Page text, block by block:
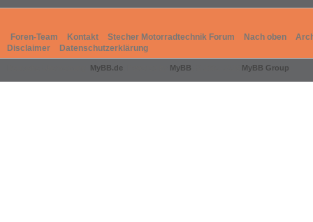
Foren-Team Kontakt Stecher Motorradtechnik Forum Nach oben
Disclaimer
Datenschutzerklärung
MyBB.de MyBB MyBB Group